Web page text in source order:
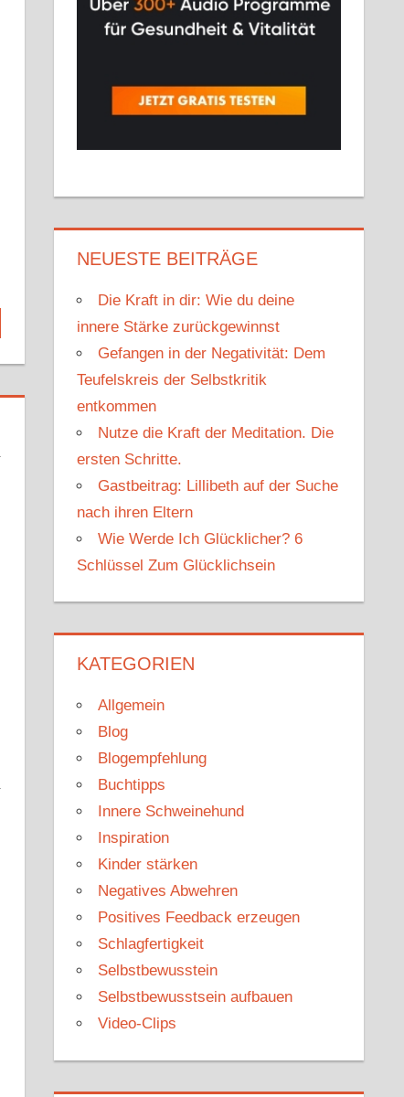
NEUESTE BEITRÄGE
Die Kraft in dir: Wie du deine
innere Stärke zurückgewinnst
Gefangen in der Negativität: Dem
Teufelskreis der Selbstkritik
entkommen
Nutze die Kraft der Meditation. Die
ersten Schritte.
Gastbeitrag: Lillibeth auf der Suche
nach ihren Eltern
Wie Werde Ich Glücklicher? 6
Schlüssel Zum Glücklichsein
KATEGORIEN
Allgemein
Blog
Blogempfehlung
Buchtipps
Innere Schweinehund
Inspiration
Kinder stärken
Negatives Abwehren
Positives Feedback erzeugen
Schlagfertigkeit
Selbstbewusstein
Selbstbewusstsein aufbauen
Video-Clips